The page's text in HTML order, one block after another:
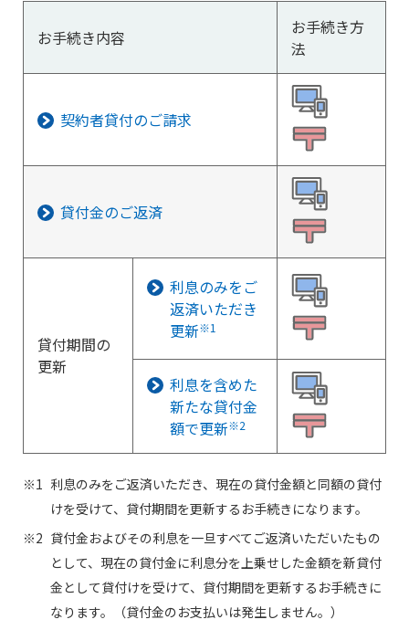
お手続き内容
お手続き方
法
契約者貸付のご請求
貸付金のご返済
貸付期間の
更新
利息のみをご
返済いただき
更新※1
利息を含めた
新たな貸付金
額で更新※2
利息のみをご返済いただき、現在の貸付金額と同額の貸付
けを受けて、貸付期間を更新するお手続きになります。
貸付金およびその利息を一旦すべてご返済いただいたもの
として、現在の貸付金に利息分を上乗せした金額を新貸付
金として貸付けを受けて、貸付期間を更新するお手続きに
なります。（貸付金のお支払いは発生しません。）